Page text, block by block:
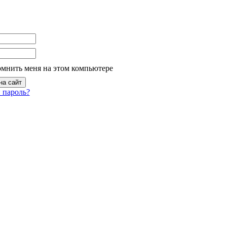
меня на этом компьютере